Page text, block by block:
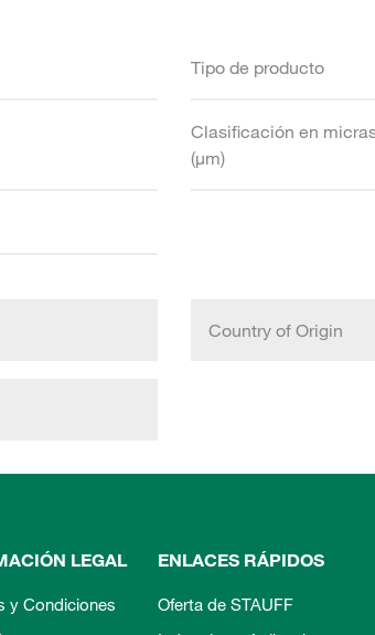
Tipo de producto
Clasificación en
(µm)
Country of Origin
LEGAL
y Condiciones
ENLACES RÁPIDOS
Oferta de STAUFF